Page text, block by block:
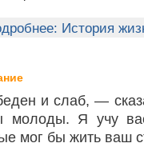
История
и слаб, —
молоды. Я учу
мог бы жить ваш